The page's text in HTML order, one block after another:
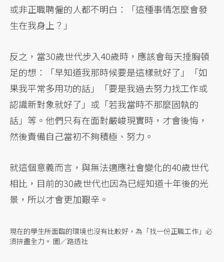
或非正職聘僱的人都不明白：「這種事情怎麼會發
生在我身上？」
反之，當30歲世代步入40歲時，應該會每天捶胸頓
足的想：「早知道我那時候要是這樣就好了」「如
果我平常多用功的話」「要是我過去努力找工作或
認識新對象就好了」或「若我當時不那麼固執的
話」等。他們只有在面對嚴峻現實時，才會後悔，
然後責備自己當初不夠積極、努力。
就這個意義而言，與無法適應社會變化的40歲世代
相比，目前的30歲世代也因為已經知道十年後的光
景，所以才會更加艱辛。
現在的學生所面臨的環境也沒有比較好，為「找一份正職工作」必
須拚盡全力。 圖／路透社